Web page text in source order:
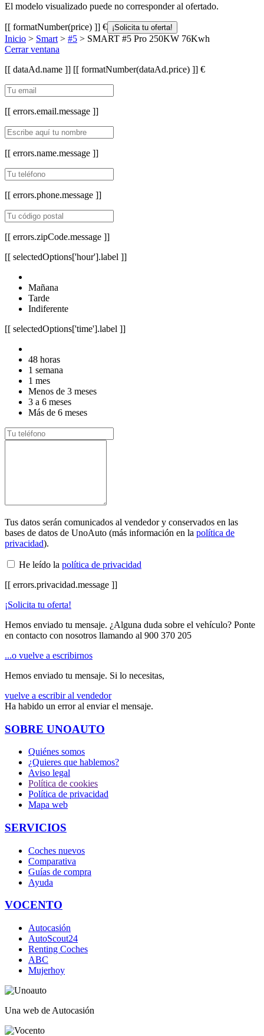
El modelo visualizado puede no corresponder al ofertado.
[[ formatNumber(price) ]] € ¡Solicita tu oferta!
Inicio > Smart > #5 > SMART #5 Pro 250KW 76Kwh
Cerrar ventana
[[ dataAd.name ]] [[ formatNumber(dataAd.price) ]] €
[[ errors.email.message ]]
[[ errors.name.message ]]
[[ errors.phone.message ]]
[[ errors.zipCode.message ]]
[[ selectedOptions['hour'].label ]]
Mañana
Tarde
Indiferente
[[ selectedOptions['time'].label ]]
48 horas
1 semana
1 mes
Menos de 3 meses
3 a 6 meses
Más de 6 meses
Tus datos serán comunicados al vendedor y conservados en las
bases de datos de UnoAuto (más información en la política de
privacidad).
He leído la política de privacidad
[[ errors.privacidad.message ]]
¡Solicita tu oferta!
Hemos enviado tu mensaje. ¿Alguna duda sobre el vehículo? Ponte
en contacto con nosotros llamando al 900 370 205
...o vuelve a escribirnos
Hemos enviado tu mensaje. Si lo necesitas,
vuelve a escribir al vendedor
Ha habido un error al enviar el mensaje.
SOBRE UNOAUTO
Quiénes somos
¿Quieres que hablemos?
Aviso legal
Política de cookies
Política de privacidad
Mapa web
SERVICIOS
Coches nuevos
Comparativa
Guías de compra
Ayuda
VOCENTO
Autocasión
AutoScout24
Renting Coches
ABC
Mujerhoy
Una web de Autocasión